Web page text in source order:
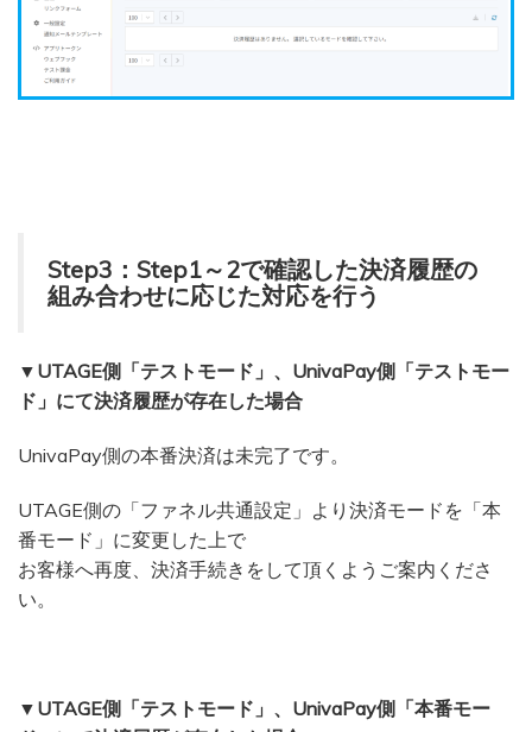
Step3：Step1～2で確認した決済履歴の
組み合わせに応じた対応を行う
▼UTAGE側「テストモード」、UnivaPay側「テストモー
ド」にて決済履歴が存在した場合
UnivaPay側の本番決済は未完了です。
UTAGE側の「ファネル共通設定」より決済モードを「本
番モード」に変更した上で
お客様へ再度、決済手続きをして頂くようご案内くださ
い。
▼UTAGE側「テストモード」、UnivaPay側「本番モー